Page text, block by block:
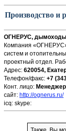
Производство и
ОГНЕРУС, дымоходы
Компания «ОГНЕРУС»
систем и
проектный отдел.
Адрес: 620054,
Телефон/факс: +7
Конт. лицо:
сайт: http://ognerus.ru/
icq: skype: